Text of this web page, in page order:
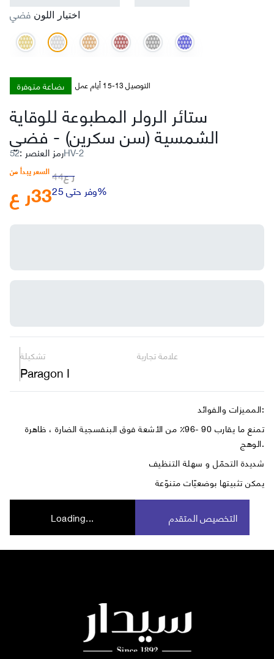
اختيار اللون فضي
بضاعة متوفرة التوصيل 13-15 أيام عمل
ستائر الرولر المطبوعة للوقاية
الشمسية (سن سكرين) - فضي
رمز العنصر : 52HV-2
السعر يبدأ من
ر ع33
ر ع44
وفر حتى 25%
تشكيلة
Paragon I
علامة تجارية
المميزات والفوائد:
تمنع ما يقارب 90 -96٪ من الأشعة فوق البنفسجية الضارة ، ظاهرة
الوهج.
شديدة التحمّل و سهلة التنظيف
يمكن تثبيتها بوضعيّات متنوّعة
Loading... التخصيص المتقدم